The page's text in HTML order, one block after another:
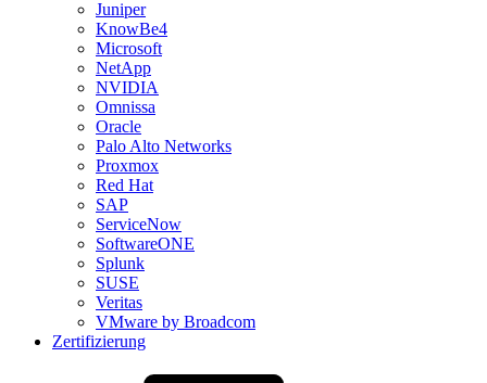
Juniper
KnowBe4
Microsoft
NetApp
NVIDIA
Omnissa
Oracle
Palo Alto Networks
Proxmox
Red Hat
SAP
ServiceNow
SoftwareONE
Splunk
SUSE
Veritas
VMware by Broadcom
Zertifizierung